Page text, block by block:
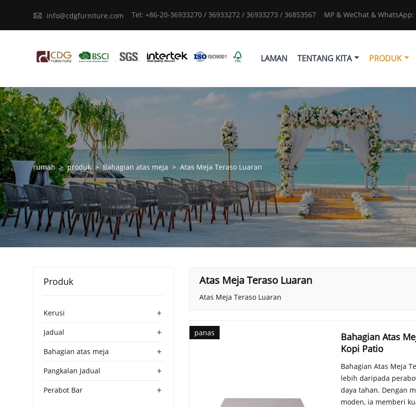
 info@cdgfurniture.com Tel: +86-20-36933270 / 36933272 / 36933273 / 36853567 MP & WeChat &
LAMAN TENTANG KITA PRODUK
rumah > produk > Bahagian atas meja > Atas Meja Teraso Luaran
Atas Meja Teraso Luaran
Atas Meja Teraso Luaran
panas
Bahagian Atas
Kopi Patio
Bahagian Atas Meja
lebih daripada
daya tahan. Dengan
moden, ia memberi
Produk
+
Kerusi
+
Jadual
+
Bahagian atas meja
+
Pangkalan Jadual
+
Perabot Bar